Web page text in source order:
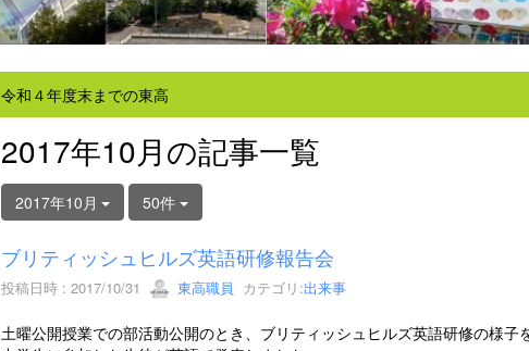
令和４年度末までの東高
2017年10月の記事一覧
2017年10月 50件
ブリティッシュヒルズ英語研修報告会
投稿日時 : 2017/10/31 東高職員 カテゴリ:出来事
土曜公開授業での部活動公開のとき、ブリティッシュヒルズ英語研修の様子